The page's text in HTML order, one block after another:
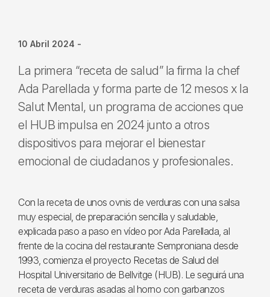
10 Abril 2024 -
La primera “receta de salud” la firma la chef
Ada Parellada y forma parte de 12 mesos x la
Salut Mental, un programa de acciones que
el HUB impulsa en 2024 junto a otros
dispositivos para mejorar el bienestar
emocional de ciudadanos y profesionales.
Con la receta de unos ovnis de verduras con una salsa
muy especial, de preparación sencilla y saludable,
explicada paso a paso en vídeo por Ada Parellada, al
frente de la cocina del restaurante Semproniana desde
1993, comienza el proyecto Recetas de Salud del
Hospital Universitario de Bellvitge (HUB). Le seguirá una
receta de verduras asadas al horno con garbanzos